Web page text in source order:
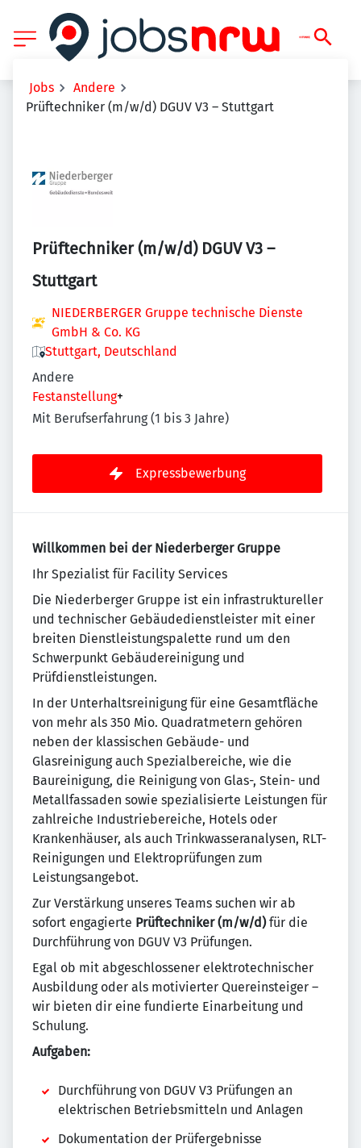
Jobs
Andere
Prüftechniker (m/w/d) DGUV V3 – Stuttgart
Prüftechniker (m/w/d) DGUV V3 –
Stuttgart
NIEDERBERGER Gruppe technische Dienste
GmbH & Co. KG
Stuttgart, Deutschland
Andere
Festanstellung+
Mit Berufserfahrung (1 bis 3 Jahre)
Expressbewerbung
Willkommen bei der Niederberger Gruppe
Ihr Spezialist für Facility Services
Die Niederberger Gruppe ist ein infrastruktureller
und technischer Gebäudedienstleister mit einer
breiten Dienstleistungspalette rund um den
Schwerpunkt Gebäudereinigung und
Prüfdienstleistungen.
In der Unterhaltsreinigung für eine Gesamtfläche
von mehr als 350 Mio. Quadratmetern gehören
neben der klassischen Gebäude- und
Glasreinigung auch Spezialbereiche, wie die
Baureinigung, die Reinigung von Glas-, Stein- und
Metallfassaden sowie spezialisierte Leistungen für
zahlreiche Industriebereiche, Hotels oder
Krankenhäuser, als auch Trinkwasseranalysen, RLT-
Reinigungen und Elektroprüfungen zum
Leistungsangebot.
Zur Verstärkung unseres Teams suchen wir ab
sofort engagierte Prüftechniker (m/w/d)für die
Durchführung von DGUV V3 Prüfungen.
Egal ob mit abgeschlossener elektrotechnischer
Ausbildung oder als motivierter Quereinsteiger –
wir bieten dir eine fundierte Einarbeitung und
Schulung.
Aufgaben:
Durchführung von DGUV V3 Prüfungen an
elektrischen Betriebsmitteln und Anlagen
Dokumentation der Prüfergebnisse